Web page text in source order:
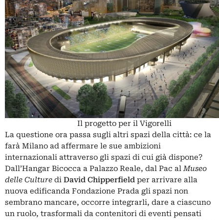
Il progetto per il Vigorelli
La questione ora passa sugli altri spazi della città: ce la
farà Milano ad affermare le sue ambizioni
internazionali attraverso gli spazi di cui già dispone?
Dall’Hangar Bicocca a Palazzo Reale, dal Pac alMuseo
delle Culture di David Chipperfield per arrivare alla
nuova edificanda Fondazione Prada gli spazi non
sembrano mancare, occorre integrarli, dare a ciascuno
un ruolo, trasformali da contenitori di eventi pensati